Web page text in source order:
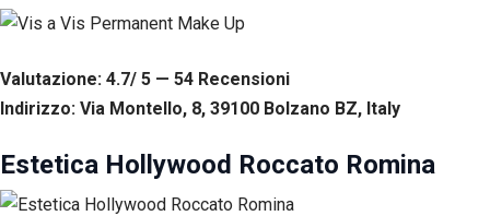
Valutazione: 4.7/ 5 — 54 Recensioni
Indirizzo: Via Montello, 8, 39100 Bolzano BZ, Italy
Estetica Hollywood Roccato Romina